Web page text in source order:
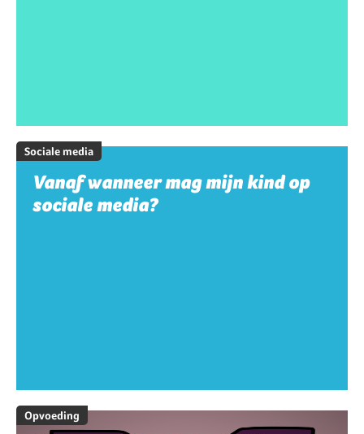
Sociale media
Vanaf wanneer mag mijn kind op
sociale media?
Opvoeding